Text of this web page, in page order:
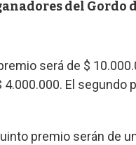
del Gordo
será de $
4.000.000. El segundo
premio serán de